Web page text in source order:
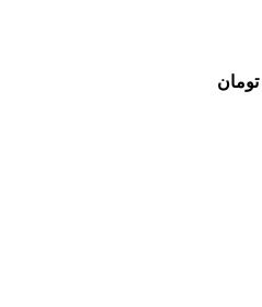
تومان